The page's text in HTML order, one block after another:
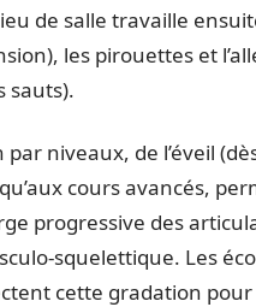
de salle travaille
les pirouettes et
sauts).
niveaux, de l’éveil
cours avancés,
progressive des
squelettique. Les
cette gradation